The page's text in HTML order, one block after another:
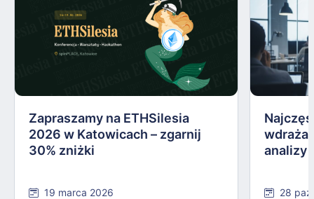
Zapraszamy na ETHSilesia
2026 w Katowicach – zgarnij
30% zniżki
19 marca 2026
analizy
28